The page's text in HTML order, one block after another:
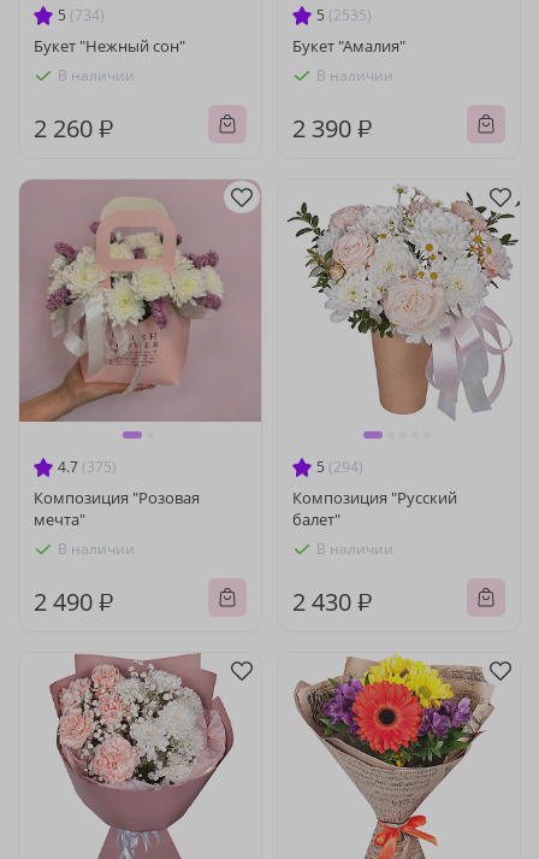
5 (734)
Букет "Нежный сон"
В наличии
2 260 ₽
5 (2535)
Букет "Амалия"
В наличии
2 390 ₽
4.7 (375)
Композиция "Розовая
мечта"
В наличии
2 490 ₽
5 (294)
Композиция "Русский
балет"
В наличии
2 430 ₽